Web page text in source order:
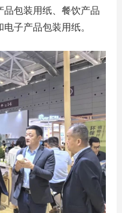
品包装用纸、餐饮产品
子产品包装用纸。